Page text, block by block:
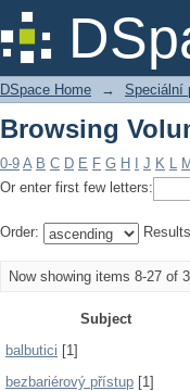
Browsing
DSpace Home → Speciální
Browsing
0-9 A B C D E F G H J K L M
Or enter first few letters:
Order:
Now showing items 8-27 of
Subject
balbutici [1]
bezbariérový přístup [1]